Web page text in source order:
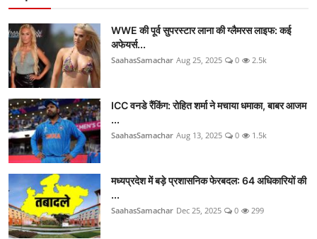
WWE की पूर्व सुपरस्टार लाना की ग्लैमरस लाइफ: कई
अफेयर्स...
SaahasSamachar Aug 25, 2025 0 2.5k
ICC वनडे रैंकिंग: रोहित शर्मा ने मचाया धमाका, बाबर आजम
...
SaahasSamachar Aug 13, 2025 0 1.5k
मध्यप्रदेश में बड़े प्रशासनिक फेरबदल: 64 अधिकारियों की
...
SaahasSamachar Dec 25, 2025 0 299